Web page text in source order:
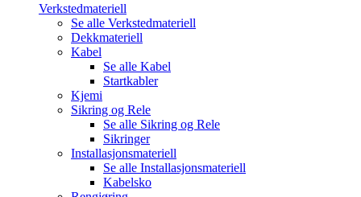
Verkstedmateriell
Se alle Verkstedmateriell
Dekkmateriell
Kabel
Se alle Kabel
Startkabler
Kjemi
Sikring og Rele
Se alle Sikring og Rele
Sikringer
Installasjonsmateriell
Se alle Installasjonsmateriell
Kabelsko